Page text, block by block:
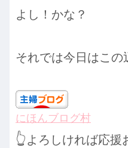
よし！かな？
それでは今日はこの
にほんブログ村
👆 よろしければ応援